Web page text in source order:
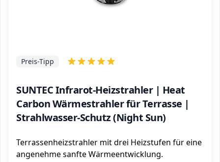
SUNTEC Infrarot-Heizstrahler | Heat
Carbon Wärmestrahler für Terrasse |
Strahlwasser-Schutz (Night Sun)
Preis-Tipp
Terrassenheizstrahler mit drei Heizstufen für eine
angenehme sanfte Wärmeentwicklung.